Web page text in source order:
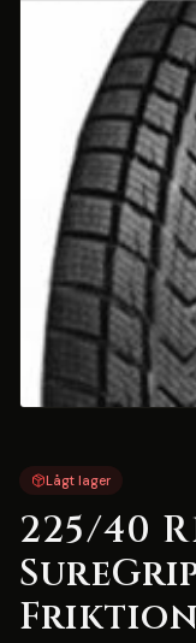
Lågt lager
225/40
Friktion